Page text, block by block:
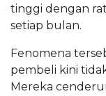
tinggi dengan
setiap bulan.
Fenomena
pembeli kini
Mereka